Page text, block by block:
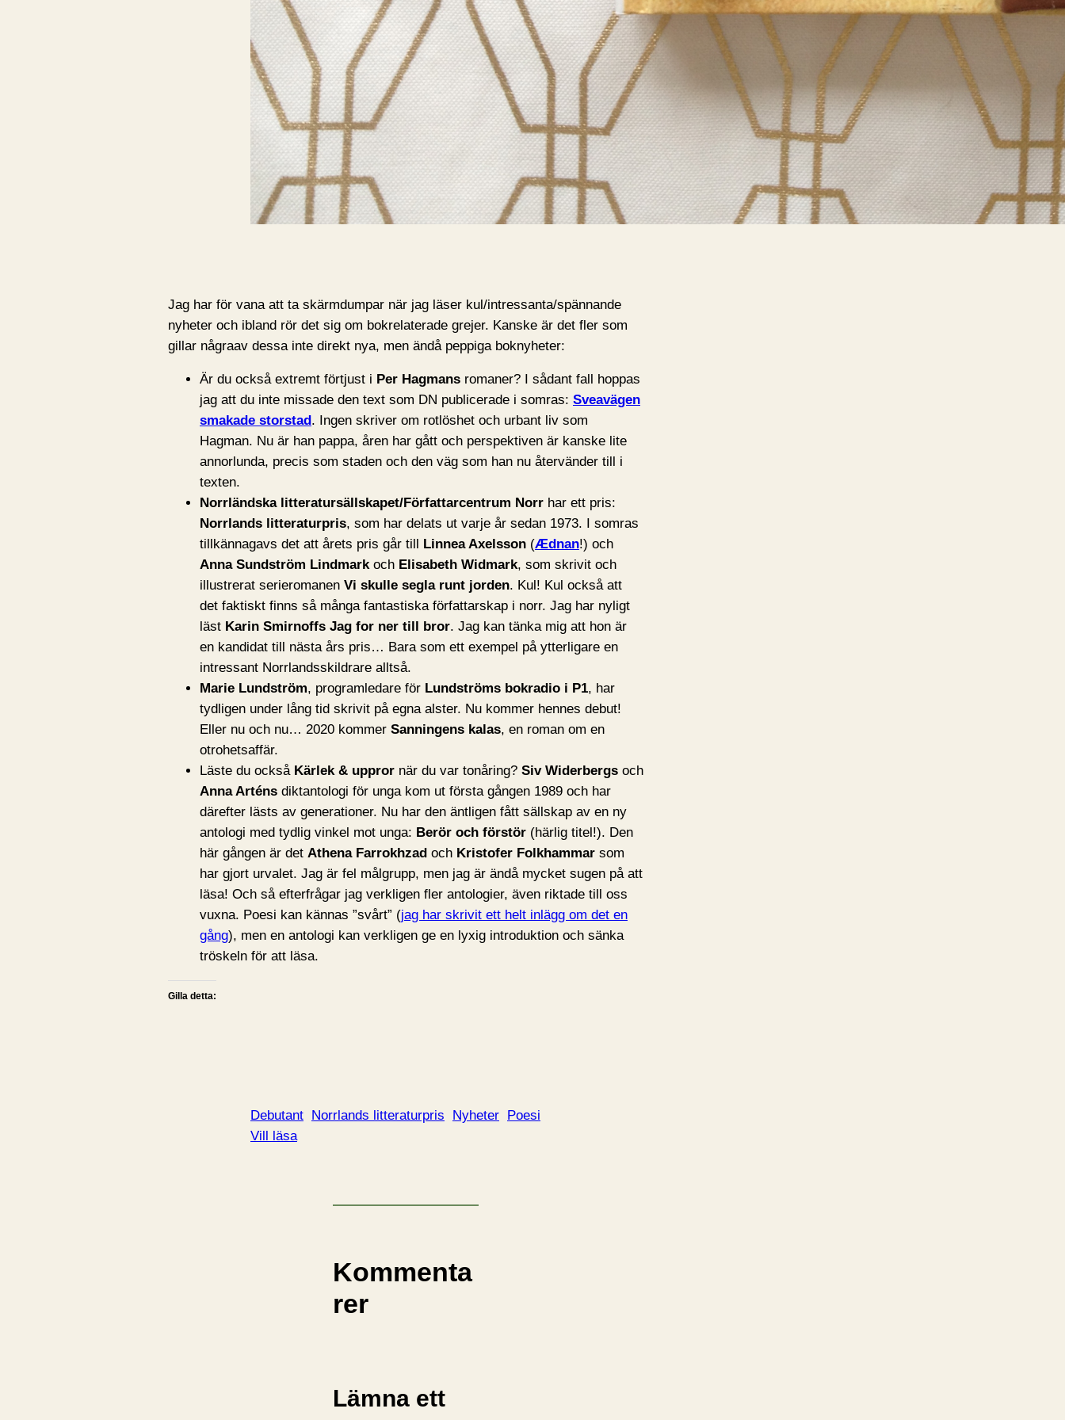
Jag har för vana att ta skärmdumpar när jag läser kul/intressanta/spännande
nyheter och ibland rör det sig om bokrelaterade grejer. Kanske är det fler som
gillar någraav dessa inte direkt nya, men ändå peppiga boknyheter:
Är du också extremt förtjust i Per Hagmans romaner? I sådant fall hoppas
jag att du inte missade den text som DN publicerade i somras: Sveavägen
smakade storstad . Ingen skriver om rotlöshet och urbant liv som
Hagman. Nu är han pappa, åren har gått och perspektiven är kanske lite
annorlunda, precis som staden och den väg som han nu återvänder till i
texten.
Norrländska litteratursällskapet/Författarcentrum Norr har ett pris:
Norrlands litteraturpris, som har delats ut varje år sedan 1973. I somras
tillkännagavs det att årets pris går till
Linnea Axelsson (Ædnan!) och
Anna Sundström Lindmarkoch Elisabeth Widmark, som skrivit och
illustrerat serieromanen Vi skulle segla runt jorden. Kul! Kul också att
det faktiskt finns så många fantastiska författarskap i norr. Jag har nyligt
läst Karin Smirnoffs Jag for ner till bror. Jag kan tänka mig att hon är
en kandidat till nästa års pris… Bara som ett exempel på ytterligare en
intressant Norrlandsskildrare alltså.
Marie Lundström, programledare för Lundströms bokradio i P1, har
tydligen under lång tid skrivit på egna alster. Nu kommer hennes debut!
Eller nu och nu… 2020 kommer Sanningens kalas, en roman om en
otrohetsaffär.
Läste du också Kärlek & uppror när du var tonåring? Siv Widerbergs och
Anna Arténs diktantologi för unga kom ut första gången 1989 och har
därefter lästs av generationer. Nu har den äntligen fått sällskap av en ny
antologi med tydlig vinkel mot unga: Berör och förstör (härlig titel!). Den
här gången är det Athena Farrokhzad och Kristofer Folkhammar som
har gjort urvalet. Jag är fel målgrupp, men jag är ändå mycket sugen på att
läsa! Och så efterfrågar jag verkligen fler antologier, även riktade till oss
vuxna. Poesi kan kännas ”svårt” (jag har skrivit ett helt inlägg om det en
gång), men en antologi kan verkligen ge en lyxig introduktion och sänka
tröskeln för att läsa.
Gilla detta:
Debutant Norrlands litteraturpris Nyheter
Poesi
Vill läsa
Kommenta
rer
Lämna ett
Bokblomma
Rent hus av Alia
Trabucco Zerán